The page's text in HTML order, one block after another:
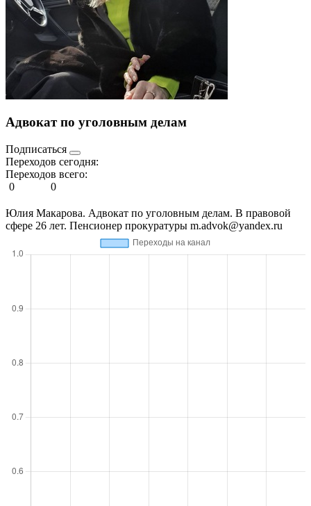
Адвокат по уголовным делам
Подписаться
Переходов сегодня:
Переходов всего:
0
0
Юлия Макарова. Адвокат по уголовным делам. В правовой
сфере 26 лет. Пенсионер прокуратуры m.advok@yandex.ru